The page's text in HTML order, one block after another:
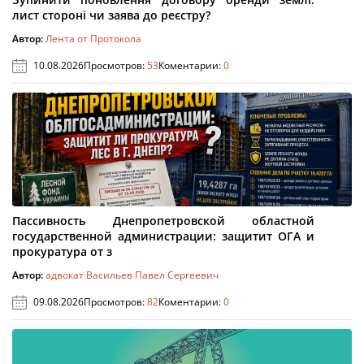
лист стороні чи заява до реєстру?
Автор:Лента от Протокола
10.08.2026Просмотров:53Коментарии:0
Пассивность Днепропетровской областной
государственной администрации: защитит ОГА и
прокуратура от з
Автор:адвокат Васильев Павел Сергеевич
09.08.2026Просмотров:82Коментарии:0